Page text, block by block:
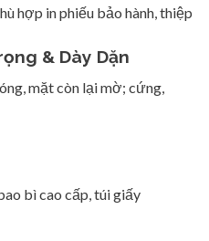
hợp in phiếu bảo hành, thiệp
& Dày Dặn
mặt còn lại mờ; cứng,
bì cao cấp, túi giấy